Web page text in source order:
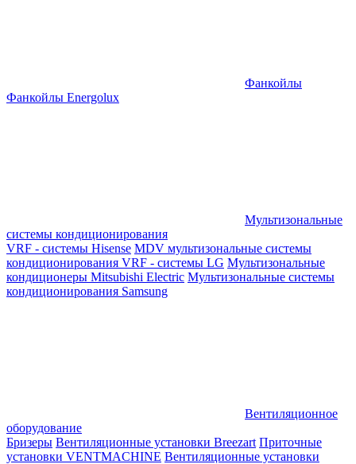
Фанкойлы
Фанкойлы Energolux
Мультизональные
системы кондиционирования
VRF - системы Hisense MDV мультизональные системы
кондиционирования VRF - системы LG Мультизональные
кондиционеры Mitsubishi Electric Мультизональные системы
кондиционирования Samsung
Вентиляционное
оборудование
Бризеры Вентиляционные установки Breezart Приточные
установки VENTMACHINE Вентиляционные установки